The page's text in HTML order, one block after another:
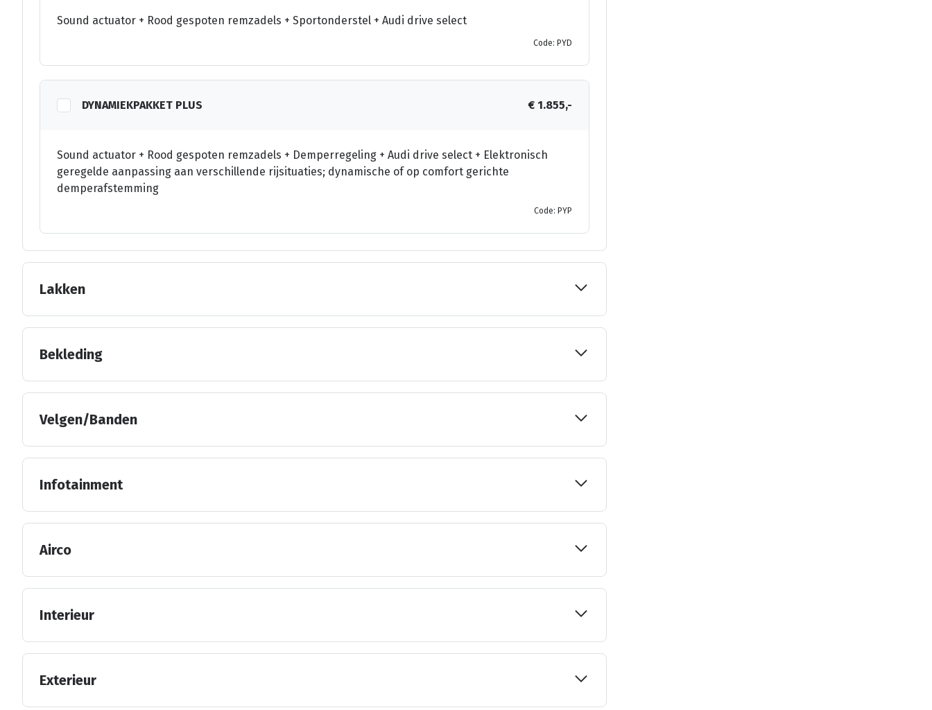
Sound actuator + Rood gespoten remzadels + Sportonderstel + Audi drive select
Code: PYD
DYNAMIEKPAKKET PLUS € 1.855,-
Sound actuator + Rood gespoten remzadels + Demperregeling + Audi drive select + Elektronisch
geregelde aanpassing aan verschillende rijsituaties; dynamische of op comfort gerichte
demperafstemming
Code: PYP
Lakken
Bekleding
Velgen/Banden
Infotainment
Airco
Interieur
Exterieur